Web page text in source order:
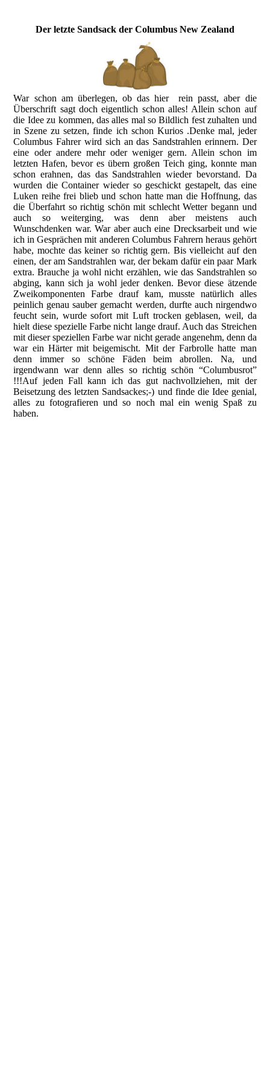
Der letzte Sandsack der Columbus New Zealand
War schon am überlegen, ob das hier rein passt, aber die
Überschrift sagt doch eigentlich schon alles! Allein schon auf
die Idee zu kommen, das alles mal so Bildlich fest zuhalten und
in Szene zu setzen, finde ich schon Kurios .Denke mal, jeder
Columbus Fahrer wird sich an das Sandstrahlen erinnern. Der
eine oder andere mehr oder weniger gern. Allein schon im
letzten Hafen, bevor es übern großen Teich ging, konnte man
schon erahnen, das das Sandstrahlen wieder bevorstand. Da
wurden die Container wieder so geschickt gestapelt, das eine
Luken reihe frei blieb und schon hatte man die Hoffnung, das
die Überfahrt so richtig schön mit schlecht Wetter begann und
auch so weiterging, was denn aber meistens auch
Wunschdenken war. War aber auch eine Drecksarbeit und wie
ich in Gesprächen mit anderen Columbus Fahrern heraus gehört
habe, mochte das keiner so richtig gern. Bis vielleicht auf den
einen, der am Sandstrahlen war, der bekam dafür ein paar Mark
extra. Brauche ja wohl nicht erzählen, wie das Sandstrahlen so
abging, kann sich ja wohl jeder denken. Bevor diese ätzende
Zweikomponenten Farbe drauf kam, musste natürlich alles
peinlich genau sauber gemacht werden, durfte auch nirgendwo
feucht sein, wurde sofort mit Luft trocken geblasen, weil, da
hielt diese spezielle Farbe nicht lange drauf. Auch das Streichen
mit dieser speziellen Farbe war nicht gerade angenehm, denn da
war ein Härter mit beigemischt. Mit der Farbrolle hatte man
denn immer so schöne Fäden beim abrollen. Na, und
irgendwann war denn alles so richtig schön “Columbusrot”
!!!Auf jeden Fall kann ich das gut nachvollziehen, mit der
Beisetzung des letzten Sandsackes;-) und finde die Idee genial,
alles zu fotografieren und so noch mal ein wenig Spaß zu
haben.